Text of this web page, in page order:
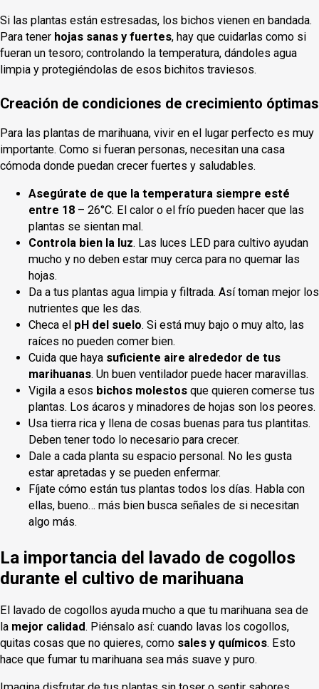
Si las plantas están estresadas, los bichos vienen en bandada.
Para tener hojas sanas y fuertes, hay que cuidarlas como si
fueran un tesoro; controlando la temperatura, dándoles agua
limpia y protegiéndolas de esos bichitos traviesos.
Creación de condiciones de crecimiento óptimas
Para las plantas de marihuana, vivir en el lugar perfecto es muy
importante. Como si fueran personas, necesitan una casa
cómoda donde puedan crecer fuertes y saludables.
Asegúrate de que la temperatura siempre esté
entre 18 – 26°C. El calor o el frío pueden hacer que las
plantas se sientan mal.
Controla bien la luz. Las luces LED para cultivo ayudan
mucho y no deben estar muy cerca para no quemar las
hojas.
Da a tus plantas agua limpia y filtrada. Así toman mejor los
nutrientes que les das.
Checa el pH del suelo. Si está muy bajo o muy alto, las
raíces no pueden comer bien.
Cuida que haya suficiente aire alrededor de tus
marihuanas. Un buen ventilador puede hacer maravillas.
Vigila a esos bichos molestos que quieren comerse tus
plantas. Los ácaros y minadores de hojas son los peores.
Usa tierra rica y llena de cosas buenas para tus plantitas.
Deben tener todo lo necesario para crecer.
Dale a cada planta su espacio personal. No les gusta
estar apretadas y se pueden enfermar.
Fíjate cómo están tus plantas todos los días. Habla con
ellas, bueno… más bien busca señales de si necesitan
algo más.
La importancia del lavado de cogollos
durante el cultivo de marihuana
El lavado de cogollos ayuda mucho a que tu marihuana sea de
la mejor calidad. Piénsalo así: cuando lavas los cogollos,
quitas cosas que no quieres, como sales y químicos. Esto
hace que fumar tu marihuana sea más suave y puro.